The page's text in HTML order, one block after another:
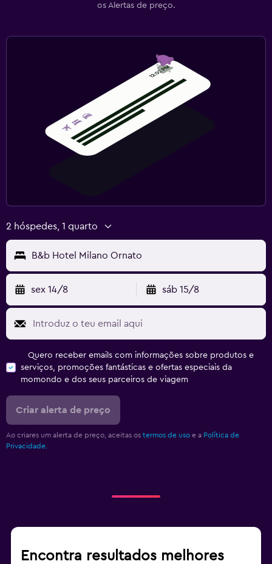
os Alertas de preço.
2 hóspedes, 1 quarto
B&b Hotel Milano Ornato
sex 14/8 sáb 15/8
Quero receber emails com informações sobre produtos e
serviços, promoções fantásticas e ofertas especiais da
momondo e dos seus parceiros de viagem
Criar alerta de preço
Ao criares um alerta de preço, aceitas os termos de uso e a Política de
Privacidade.
Encontra resultados melhores